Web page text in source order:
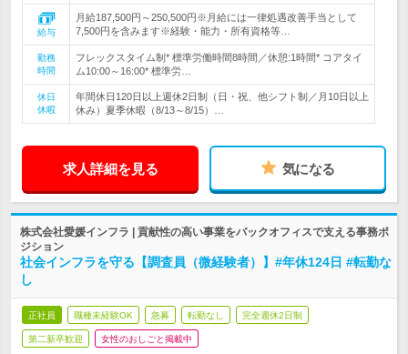
給与
月給187,500円～250,500円※月給には一律処遇改善手当として
7,500円を含みます※経験・能力・所有資格等…
勤務
時間
フレックスタイム制* 標準労働時間8時間／休憩:1時間* コアタイ
ム10:00～16:00* 標準労…
休日
休暇
年間休日120日以上週休2日制（日・祝、他シフト制／月10日以上
休み）夏季休暇（8/13～8/15）…
求人詳細を見る 気になる
株式会社愛媛インフラ | 貢献性の高い事業をバックオフィスで支える事務ポ
ジション
社会インフラを守る【調査員（微経験者）】#年休124日 #転勤な
し
正社員 職種未経験OK 急募 転勤なし 完全週休2日制
第二新卒歓迎 女性のおしごと掲載中